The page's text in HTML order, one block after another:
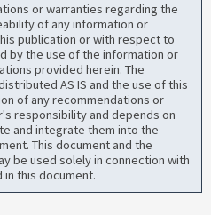
or warranties regarding the
of any information or
publication or with respect to
by the use of the information or
provided herein. The
AS IS and the use of this
of any recommendations or
responsibility and depends on
and integrate them into the
This document and the
be used solely in connection with
this document.